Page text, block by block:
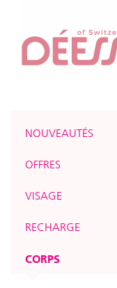
NOUVEAUTÉS
OFFRES
VISAGE
RECHARGE
CORPS